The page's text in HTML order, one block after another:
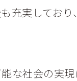
充実してお
な社会の実